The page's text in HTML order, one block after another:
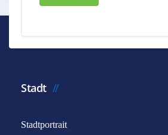
Stadt
Stadtportrait